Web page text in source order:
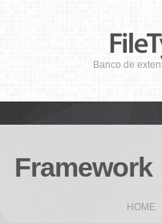
Banco de
Framework
HOME